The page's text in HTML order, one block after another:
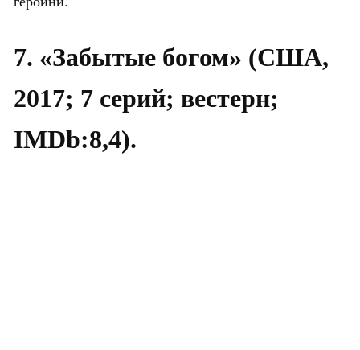
7. «Забытые богом» (США,
2017; 7 серий; вестерн;
IMDb:8,4).